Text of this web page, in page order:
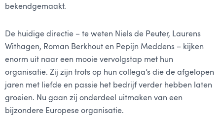
bekendgemaakt.
De huidige directie – te weten Niels de Peuter, Laurens
Withagen, Roman Berkhout en Pepijn Meddens – kijken
enorm uit naar een mooie vervolgstap met hun
organisatie. Zij zijn trots op hun collega’s die de afgelopen
jaren met liefde en passie het bedrijf verder hebben laten
groeien. Nu gaan zij onderdeel uitmaken van een
bijzondere Europese organisatie.